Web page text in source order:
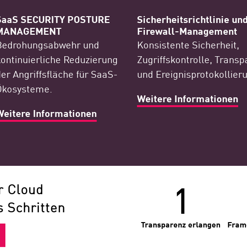
SECURITY POSTURE
und
Reduzierung
Angriffsfläche für SaaS-
Informationen
Sicherheitsrichtlinie
Firewall-Management
Konsistente Sicherheit,
Zugriffskontrolle,
und
Weitere Informationen
Cloud
Schritten
1
Transparenz erlangen